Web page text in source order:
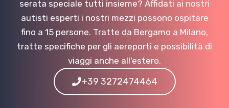
serata speciale tutti insieme? Affidati ai nostri
autisti esperti i nostri mezzi possono ospitare
fino a 15 persone. Tratte da Bergamo a Milano,
tratte specifiche per gli aereporti e possibilità di
viaggi anche all'estero.
+39 3272474464